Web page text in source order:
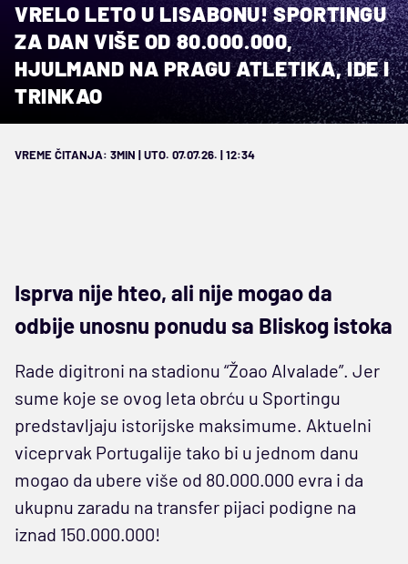
VRELO LETO U LISABONU! SPORTINGU
ZA DAN VIŠE OD 80.000.000,
HJULMAND NA PRAGU ATLETIKA, IDE I
TRINKAO
VREME ČITANJA: 3MIN | UTO. 07.07.26. | 12:34
Isprva nije hteo, ali nije mogao da
odbije unosnu ponudu sa Bliskog istoka
Rade digitroni na stadionu “Žoao Alvalade”. Jer
sume koje se ovog leta obrću u Sportingu
predstavljaju istorijske maksimume. Aktuelni
viceprvak Portugalije tako bi u jednom danu
mogao da ubere više od 80.000.000 evra i da
ukupnu zaradu na transfer pijaci podigne na
iznad 150.000.000!